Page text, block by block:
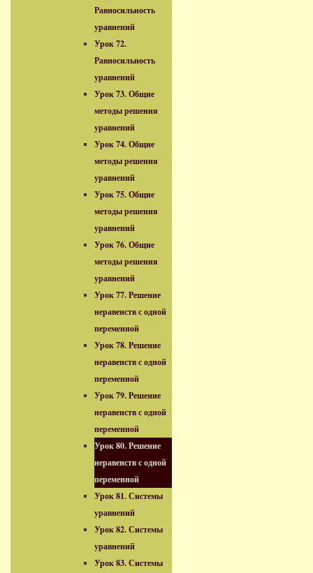
Равносильность
уравнений
Урок 72.
Равносильность
уравнений
Урок 73. Общие
методы решения
уравнений
Урок 74. Общие
методы решения
уравнений
Урок 75. Общие
методы решения
уравнений
Урок 76. Общие
методы решения
уравнений
Урок 77. Решение
неравенств с одной
переменной
Урок 78. Решение
неравенств с одной
переменной
Урок 79. Решение
неравенств с одной
переменной
Урок 80. Решение
неравенств с одной
переменной
Урок 81. Системы
уравнений
Урок 82. Системы
уравнений
Урок 83. Системы